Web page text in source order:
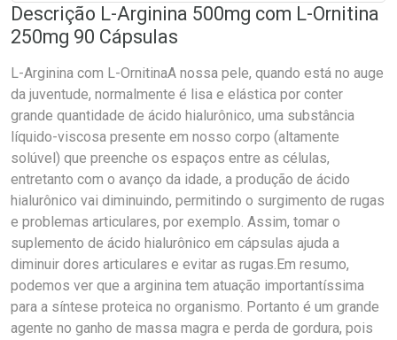
Descrição L-Arginina 500mg com L-Ornitina
250mg 90 Cápsulas
L-Arginina com L-OrnitinaA nossa pele, quando está no auge da juventude, normalmente é lisa e elástica por conter grande quantidade de ácido hialurônico, uma substância líquido-viscosa presente em nosso corpo (altamente solúvel) que preenche os espaços entre as células, entretanto com o avanço da idade, a produção de ácido hialurônico vai diminuindo, permitindo o surgimento de rugas e problemas articulares, por exemplo. Assim, tomar o suplemento de ácido hialurônico em cápsulas ajuda a diminuir dores articulares e evitar as rugas.Em resumo, podemos ver que a arginina tem atuação importantíssima para a síntese proteica no organismo. Portanto é um grande agente no ganho de massa magra e perda de gordura, pois esta acaba tendo seu armazenamento limitado. Tudo isso devido à melhora da retenção de nitrogênio. Então, esse suplemento trabalha no desenvolvimento da massa magra em detrimento da gorda, através da chamada NO sintase. Mas é claro que depois disso, a arginina traz outras funções também relevantes, principalmente aos atletas. O estímulo à produção do hormônio do crescimento, mais insulina e glucagon, elementos essenciais para o progresso da performance nos treinos, é um bom exemplo. Alias, a explosão de força recebe muita melhora, já que a arginina é um dos intermediários nas sínteses do fosfato e da creatina. Com isso, o atleta pode contar com um aliado suplementar para ganhar progressão nos treinos de curta duração e alta intensidade. Assim funciona também aos que pararam por algum tempo de treinar e pretendem recuperar mais rapidamente a capacidade que possuíam antes da pausa. Não podemos esquecer que a suplementação de arginina tem seu papel de importância na recuperação dos tecidos musculares. Isso se deve ao fluxo sanguíneo aprimorado e mais intenso em se tratando da irrigação das células através da NO sintase. Porém, é claro que esses efeitos não aparecem somente pela suplementação de arginina. Pesquisas até comprovam uma atuação imediata dos efeitos assim que se começa a suplementação dessa substância, entretanto, com o tempo poderão ocorrer efeitos colaterais bem desagradáveis caso não seja bem administrada. Mas isso veremos mais adiante. Por enquanto podemos passar a explorar um pouco dos seus maiores benefícios.L-OrnitinaA ornitina, também chamada de l-ornitina, é um aminoácido não essencial, o que quer dizer que ele é produzido pelo corpo, e é derivado da quebra de arginina durante o ciclo do ácido cítrico. Ela ajuda a criar músculos e reduzir a gordura do corpo, principalmente quando é combinada com arginina e carnitina. Ela também é necessária para a formação de citrulina, prolina e ácido glutâmico, aminoácidos que ajudam a fornecer energia às células do corpo. A ornitina é frequentemente vendida como um suplemento para fisiculturistas, em combinação com a arginina, já que estudos laboratoriais indicam que ela aumenta os níveis de insulina e do hormônio do crescimento, além de prevenir a perda de músculos.BenefíciosAjuda a construir a massa muscular magra;Pode inibir o armazenamento de gordura;Promove a cicatrização eficaz;Mantém os níveis saudáveis de colesterol.Posologia Tomar de 1 à 3 cápsulas diariamente ou conforme indicado pelo seu médico. Para obter melhores resultados, tomar com o estômago vazio.Composição sugeridaPorção: 2 cápsulasQuantidade por porção:L-Arginina 500mgL-Ornitina 250mgQual a função da L-arginina?A Arginina estimula a hipófise, aumentando a secreção do hormônio de crescimento; isso explica sua ação queimando gorduras e promovendo o desenvolvimento da massa muscular. Durante o exercício físico, através de desaminação das proteínas, o organismo produz grande quantidade de amônia.Para que serve a Arginina?Além de ser precursora da síntese de óxido nítrico, a arginina participa de processos de transporte e excreção do nitrogênio, síntese de ureia e síntese de proteínas, podendo ser, ainda, precursora da síntese de creatina. Desse modo, a arginina atua no metabolismo energético muscular esquelético, na melhora da sensibilidade à insulina, da tolerância à glicose e da resistência ao estresse oxidativo.³Como a Arginina ajuda no controle de doenças?A arginina exerce importante papel no controle de doenças, já que grande parte dos comprometimentos do sistema cardiovascular e endócrino-metabólico está diretamente ligada à produção de óxido nítrico e/ou sua biodisponibilidade. Sendo assim, a suplementação de arginina pode ser benéfica para o combate a doenças como hipertensão arterial, diabete mellitus e aterosclerose.³ Quais os benefícios da Ornitina?Diminuição dos níveis de amônia: Em uma das ligações e conversões da ornitina, é necessária a presença de amônia, o que faz com que a ornitina ajude a reduzir as concentrações de amônia no sangue, além de aumentar a concentração de ureia, que é um subproduto dessa ligação. Assim, estudos estão sendo feitos sobre a importância da l-ornitina em condições caracterizadas por níveis excessivos de amônia. O foco está principalmente na encefalopatia hepática, uma condição de danos cerebrais causados por uma doença hepática, ou exercício cardiovascular prolongado.Ganho de músculos: A maior parte dos suplementos para ganho de músculos contém uma mistura de ornitina e arginina. A ornitina é responsável por elevar os níveis do hormônio do crescimento (GH) e de insulina. O primeiro é um hormônio necessário para o crescimento muscular e que também ajuda a queimar gordura, enquanto o segundo é um hormônio anabólico, ou seja, ajuda no crescimento muscular.Recuperação: Níveis saudáveis de ornitina no corpo ajudam na recuperação de traumas, queimaduras, infecções e até câncer. Em um estudo, foi observado que pacientes que tomavam de 10 a 30 gramas de uma forma de l-ornitina por dia curavam-se mais rápido, fazendo com que ficassem menos tempo no hospital. Isso porque ela ajuda a manter os tecidos e músculos do corpo. O mesmo efeito foi observado em pacientes que se recuperavam de cirurgias, infecções generalizadas, câncer e trauma.Ansiedade: Um estudo com animais publicado em 2011 na Nutrition and Neuroscience descobriu que a ornitina reduziu comportamentos ansiosos nos animais, comparado ao grupo de controle. Embora os resultados sejam promissores, eles ainda precisam ser confirmados em estudos com humanos.Existe efeitos colaterais?O suplemento de ornitina pode causar efeitos colaterais como irritação estomacal, inquietação e insônia. Além disso, pessoas tomando medicamentos para hipertensão ou para disfunção erétil não devem tomar o suplemento de l-ornitina por possíveis interações entre os medicamentos. O suplemento também pode ser tóxico se entrar em contato direto com os pulmões ou outras membranas mucosas. Grandes quantidades em contato com a pele também podem causar irritação, e o contato com os olhos pode ser perigoso. A ingestão de até 10 gramas por dia de l-ornitina parece ser segura. Acima disso, a ornitina pode causar desconforto gastrointestinal, irritação no estômago, cólicas e diarreia. Quais as contraindicações de L-Arginina?A suplementação de arginina não é recomendada para jovens, cujo desenvolvimento ósseo ainda está incompleto. O uso prolongado de doses altas pode oferecer riscos para portadores de algumas formas de insuficiência renal ou hepática. Essas pessoas só devem usar Arginina com supervisão médica. Pessoas com infecções virais como herpes não devem tomar suplementos de Arginina, que poderia estimular a multiplicação de certos vírus. Mulheres grávidas e em fase de amamentação também devem evitar suplementos de Arginina. Pessoas com esquizofrenia devem evitar o uso de mais de 30 mg/dia. O uso de prolongado é contraindicado, principalmente em altas doses. Onde comprar L-Arginina com L- Ornitina?Só na UnicPharma você encontra L-arginina com L- Ornitina, com os menores preços e as melhores condições.*Não se trata de propaganda, e sim de descrição do produto, consulte sempre um especialista. **Venda Sob prescrição de profissional habilitado, podendo este ser o nosso farmacêutico de acordo com a resolução 586/2013 do conselho de farmácia. Consulte-o. Sugestão de uso e benefícios desenvolvidos por profissional habilitado. Todo produto deste site possui dosagens dentro dos padrões usuais.Advertências* Estiver grávida ou amamentando, consulte um médico antes de usar este Produto.* Mantenha Fora Do Alcance De Crianças. Guarde Em local frio e seco. * Não misturar esse medicamento com outro tipo de estimulante drogas ou bebida alcoólica.1. Nunca compre medicamento sem orientação de um profissional habilitado.2. Imagens meramente ilustrativas.s3. É recomendável uma dieta e exercícios físicos para auxiliar a redução de "peso".4. Pessoas com hipersensibilidade à substância não devem ingerir o produto. 5. Em caso de hipersensibilidade ao produto recomenda-se descontinuar o uso e consultar o médico.6. Não use o medicamento com o prazo de validade vencido.7. Manter em temperatura ambiente (15 a 30ºC). Proteger da luz do calor e da umidade. Nestas condições o medicamento se manterá próprio para o consumo respeitando o prazo de validade indicado na embalagem. 8. Todo medicamento deve ser mantido fora do alcance das crianças.9. Este medicamento não deve ser utilizado por mulheres grávidas sem orientação médica.10. Embora não existam contra-indicações relativas a faixas etárias recomendamos a utilização do produto para pacientes de idade adulta.11. Siga corretamente o modo de usar. Não desaparecendo os sintomas procure orientação médica.12. O uso do medicamento durante o período de amamentação também não é recomendado.13. Este medicamento não deve ser utilizado por menores de 18 anos sem orientação médica.14. "SE PERSISTIREM OS SINTOMAS O MÉDICO DEVERÁ SER CONSULTADO".Referênciahttp://www.purifarma.com.br/Arquivos/Produto/L-ARGININA%20HCL_Nova%20Literatura.pdfhttps://infinitypharma.com.br/wp-content/uploads/2020/05/L-Ornitina.pdfdescricaoshopping: Aproveite nosso desconto progressivo a compra de 3 Unidades do mesmo 10% de Desconto, unicpharma r